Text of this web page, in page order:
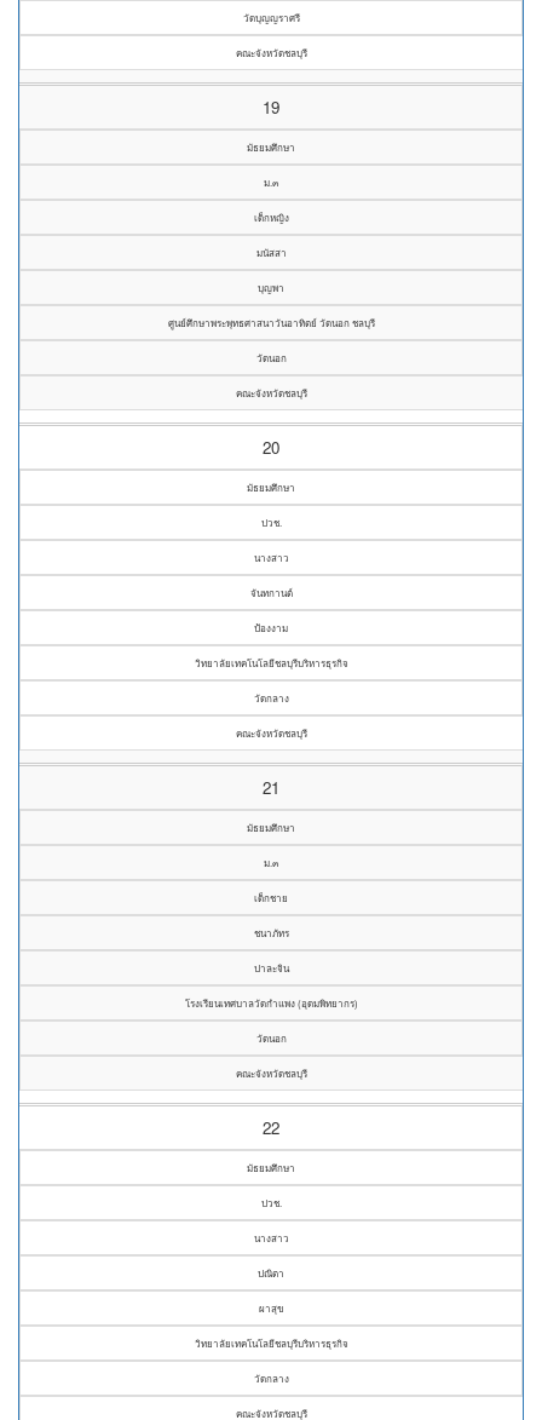
วัดบุญญราศรี
คณะจังหวัดชลบุรี
19
มัธยมศึกษา
ม.๓
เด็กหญิง
มนัสสา
บุญพา
ศูนย์ศึกษาพระพุทธศาสนาวันอาทิตย์ วัดนอก ชลบุรี
วัดนอก
คณะจังหวัดชลบุรี
20
มัธยมศึกษา
ปวช.
นางสาว
จันทกานต์
ป้องงาม
วิทยาลัยเทคโนโลยีชลบุรีบริหารธุรกิจ
วัดกลาง
คณะจังหวัดชลบุรี
21
มัธยมศึกษา
ม.๓
เด็กชาย
ชนาภัทร
ปาละจิน
โรงเรียนเทศบาลวัดกำแพง (อุดมพิทยากร)
วัดนอก
คณะจังหวัดชลบุรี
22
มัธยมศึกษา
ปวช.
นางสาว
ปณิตา
ผาสุข
วิทยาลัยเทคโนโลยีชลบุรีบริหารธุรกิจ
วัดกลาง
คณะจังหวัดชลบุรี